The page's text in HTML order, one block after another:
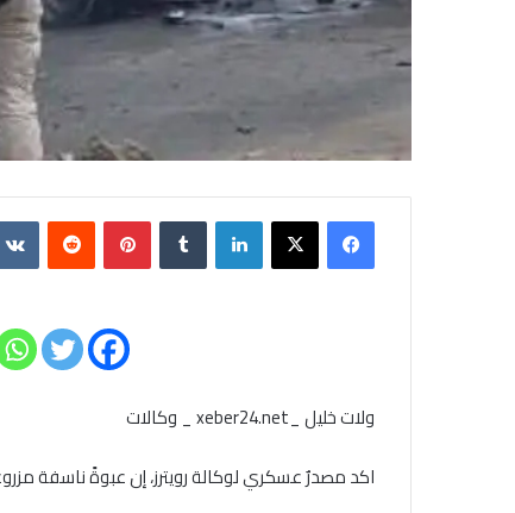
فيسبوك‫X لينكدإن بينتيريست
ولات خليل _xeber24.net _ وكالات
اكد مصدرٌ عسكري لوكالة رويترز، إن عبوةً ناسفة